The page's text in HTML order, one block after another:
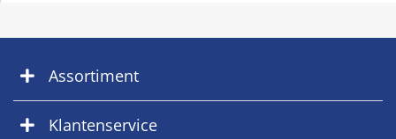
Assortiment
Klantenservice